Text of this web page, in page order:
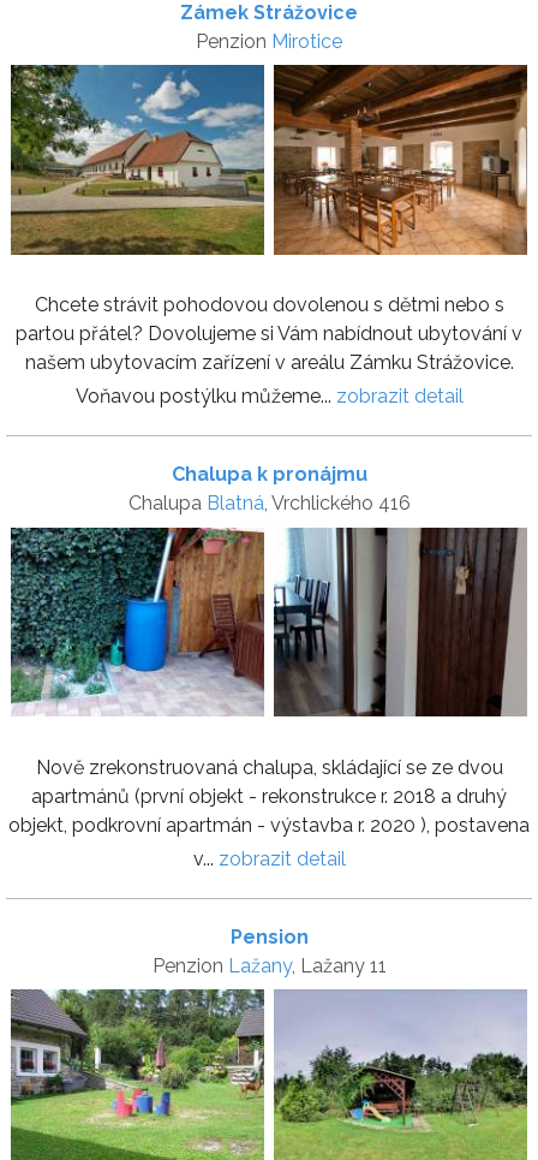
Zámek Strážovice
Penzion Mirotice
Chcete strávit pohodovou dovolenou s dětmi nebo s
partou přátel? Dovolujeme si Vám nabídnout ubytování v
našem ubytovacím zařízení v areálu Zámku Strážovice.
Voňavou postýlku můžeme... zobrazit detail
Chalupa k pronájmu
Chalupa Blatná, Vrchlického 416
Nově zrekonstruovaná chalupa, skládající se ze dvou
apartmánů (první objekt - rekonstrukce r. 2018 a druhý
objekt, podkrovní apartmán - výstavba r. 2020 ), postavena
v... zobrazit detail
Pension
Penzion Lažany, Lažany 11